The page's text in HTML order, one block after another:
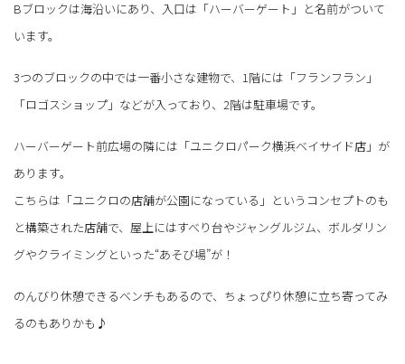
Bブロックは海沿いにあり、入口は「ハーバーゲート」と名前がついて
います。
3つのブロックの中では一番小さな建物で、1階には「フランフラン」
「ロゴスショップ」などが入っており、2階は駐車場です。
ハーバーゲート前広場の隣には「ユニクロパーク横浜ベイサイド店」が
あります。
こちらは「ユニクロの店舗が公園になっている」というコンセプトのも
と構築された店舗で、屋上にはすべり台やジャングルジム、ボルダリン
グやクライミングといった“あそび場”が！
のんびり休憩できるベンチもあるので、ちょっぴり休憩に立ち寄ってみ
るのもありかも♪